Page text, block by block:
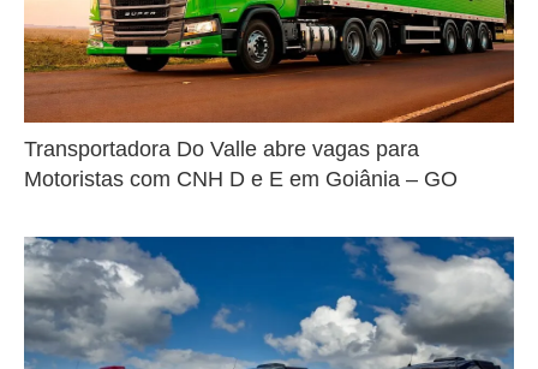
Transportadora Do Valle abre vagas para
Motoristas com CNH D e E em Goiânia – GO